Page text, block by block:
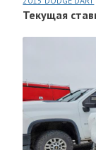
Текущая